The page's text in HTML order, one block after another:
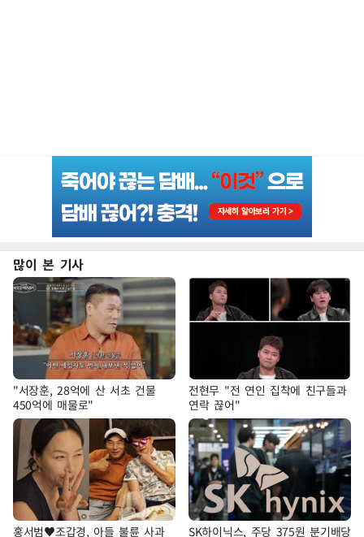
많이 본 기사
"서장훈, 28억에 산 서초 건물
450억에 매물로"
전현무 "전 연인 집착에 친구들과
연락 끊어"
홍서범♥조갑경, 아들 불륜 사과 SK하이닉스, 주당 375원 분기배당